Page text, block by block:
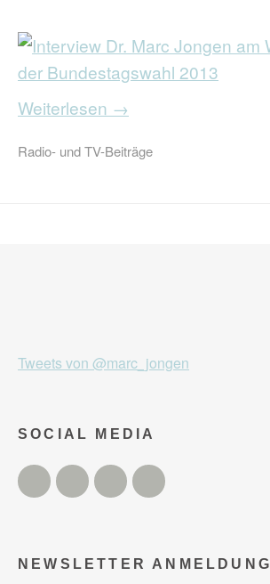
Weiterlesen →
Radio- und TV-Beiträge
Tweets von @marc_jongen
SOCIAL MEDIA
Twitter FacebookInstagram
NEWSLETTER ANMELDUNG